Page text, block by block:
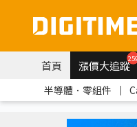
首頁 漲價大追蹤
半導體．零組件 ｜